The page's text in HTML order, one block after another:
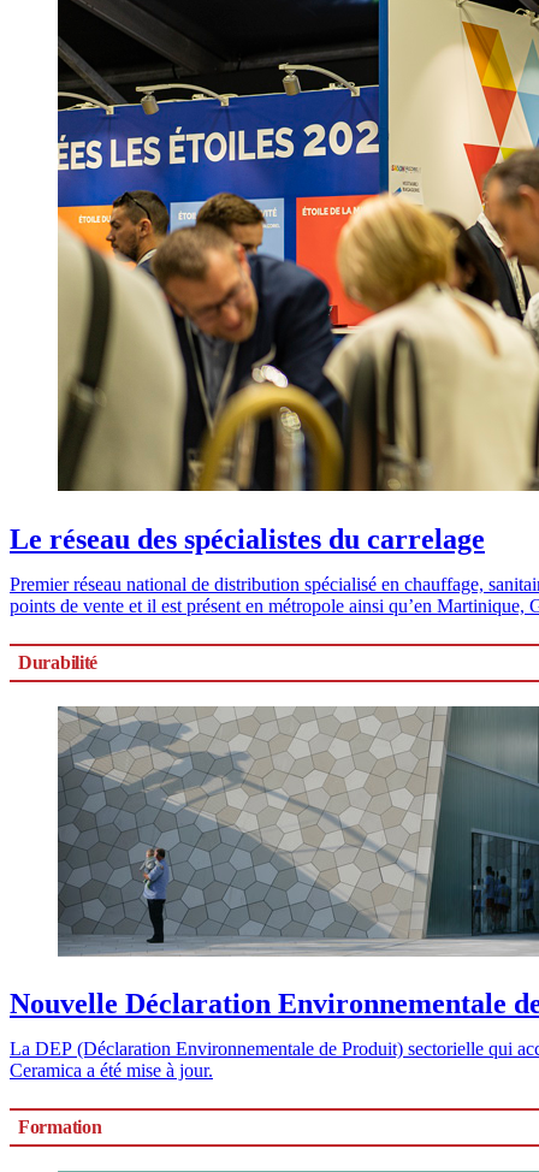
Le réseau des spécialistes du carrelage
Premier réseau national de distribution spécialisé en chauffage,
points de vente et il est présent en métropole ainsi qu’en Martinique,
Durabilité
Nouvelle Déclaration Environnementale
La DEP (Déclaration Environnementale de Produit) sectorielle qui
Ceramica a été mise à jour.
Formation